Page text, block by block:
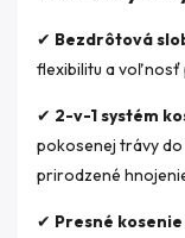
✔ Bezdrôtová
flexibilitu a voľnosť
✔ 2-v-1 systém
pokosenej trávy do
prirodzené
✔ Presné